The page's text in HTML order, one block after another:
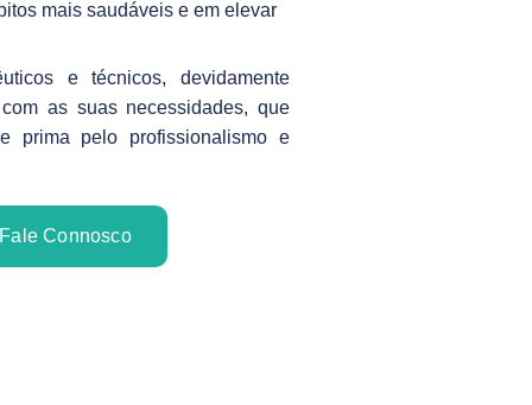
mais saudáveis e em elevar
e técnicos, devidamente
as suas necessidades, que
prima pelo profissionalismo e
Fale Connosco